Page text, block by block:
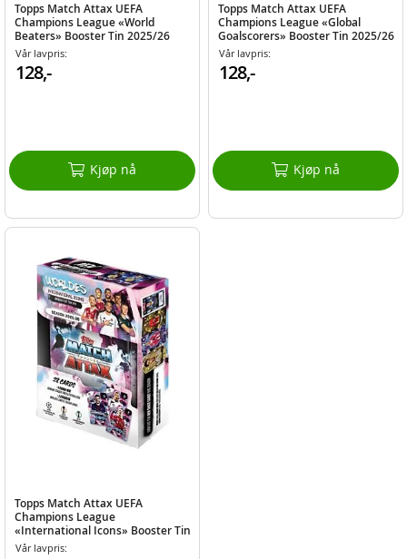
Topps Match Attax UEFA
Champions League «World
Beaters» Booster Tin 2025/26
Vår lavpris:
128,-
Kjøp nå
Topps Match Attax UEFA
Champions League «Global
Goalscorers» Booster Tin 2025/26
Vår lavpris:
128,-
Kjøp nå
Topps Match Attax UEFA
Champions League
«International Icons» Booster Tin
2025/26
Vår lavpris: